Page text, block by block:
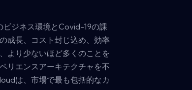
ジネス環境とCovid-19の課
成長、コスト封じ込め、効率
より少ないほど多くのことを
リエンスアーキテクチャを不
は、市場で最も包括的なカ